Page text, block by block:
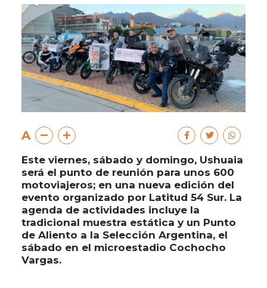
A
Este viernes, sábado y domingo, Ushuaia
será el punto de reunión para unos 600
motoviajeros; en una nueva edición del
evento organizado por Latitud 54 Sur. La
agenda de actividades incluye la
tradicional muestra estática y un Punto
de Aliento a la Selección Argentina, el
sábado en el microestadio Cochocho
Vargas.